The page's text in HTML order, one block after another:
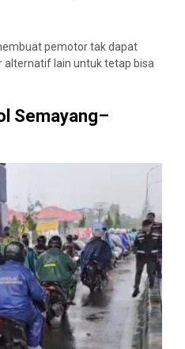
pemotor tak dapat
alternatif lain untuk tetap bisa
Semayang–